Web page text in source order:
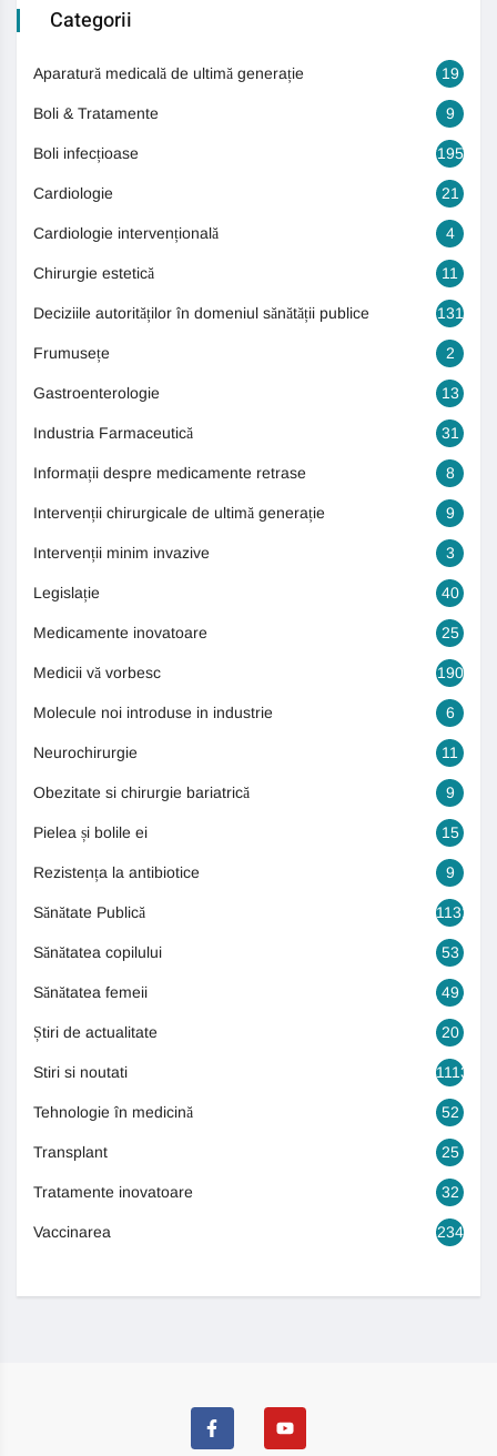
Categorii
Aparatură medicală de ultimă generație 19
Boli & Tratamente 9
Boli infecțioase 195
Cardiologie 21
Cardiologie intervențională 4
Chirurgie estetică 11
Deciziile autorităților în domeniul sănătății publice 131
Frumusețe 2
Gastroenterologie 13
Industria Farmaceutică 31
Informații despre medicamente retrase 8
Intervenții chirurgicale de ultimă generație 9
Intervenții minim invazive 3
Legislație 40
Medicamente inovatoare 25
Medicii vă vorbesc 190
Molecule noi introduse in industrie 6
Neurochirurgie 11
Obezitate si chirurgie bariatrică 9
Pielea și bolile ei 15
Rezistența la antibiotice 9
Sănătate Publică 1131
Sănătatea copilului 53
Sănătatea femeii 49
Știri de actualitate 20
Stiri si noutati 1113
Tehnologie în medicină 52
Transplant 25
Tratamente inovatoare 32
Vaccinarea 234